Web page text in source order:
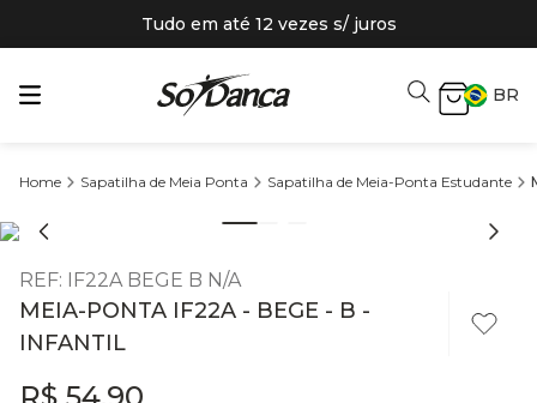
Tudo em até 12 vezes s/ juros
BR
Sapatilha de Meia Ponta Sapatilha de Meia-Ponta Estudante
REF: IF22A BEGE B N/A
MEIA-PONTA IF22A - BEGE - B -
INFANTIL